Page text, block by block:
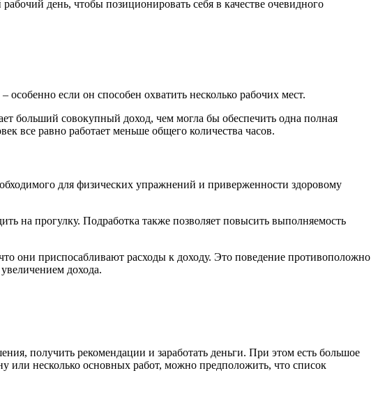
день, чтобы позиционировать себя в качестве очевидного
особенно если он способен охватить несколько рабочих мест.
больший совокупный доход, чем могла бы обеспечить одна полная
все равно работает меньше общего количества часов.
для физических упражнений и приверженности здоровому
на прогулку. Подработка также позволяет повысить выполняемость
они приспосабливают расходы к доходу. Это поведение противоположно
дохода.
получить рекомендации и заработать деньги. При этом есть большое
или несколько основных работ, можно предположить, что список